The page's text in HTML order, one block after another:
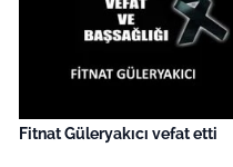
Fitnat Güleryakıcı vefat etti
Bilim Teknoloji
English News
Canlı Maç